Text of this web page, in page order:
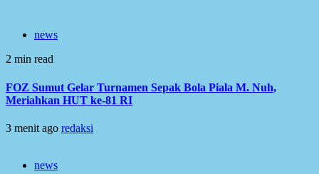
news
2 min read
FOZ Sumut Gelar Turnamen Sepak Bola Piala M. Nuh,
Meriahkan HUT ke-81 RI
3 menit ago redaksi
news